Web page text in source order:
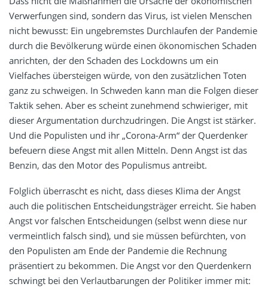
Verwerfungen sind, sondern das Virus, ist vielen Menschen
nicht bewusst: Ein ungebremstes Durchlaufen der Pandemie
durch die Bevölkerung würde einen ökonomischen Schaden
anrichten, der den Schaden des Lockdowns um ein
Vielfaches übersteigen würde, von den zusätzlichen Toten
ganz zu schweigen. In Schweden kann man die Folgen dieser
Taktik sehen. Aber es scheint zunehmend schwieriger, mit
dieser Argumentation durchzudringen. Die Angst ist stärker.
Und die Populisten und ihr „Corona-Arm“ der Querdenker
befeuern diese Angst mit allen Mitteln. Denn Angst ist das
Benzin, das den Motor des Populismus antreibt.
Folglich überrascht es nicht, dass dieses Klima der Angst
auch die politischen Entscheidungsträger erreicht. Sie haben
Angst vor falschen Entscheidungen (selbst wenn diese nur
vermeintlich falsch sind), und sie müssen befürchten, von
den Populisten am Ende der Pandemie die Rechnung
präsentiert zu bekommen. Die Angst vor den Querdenkern
schwingt bei den Verlautbarungen der Politiker immer mit: